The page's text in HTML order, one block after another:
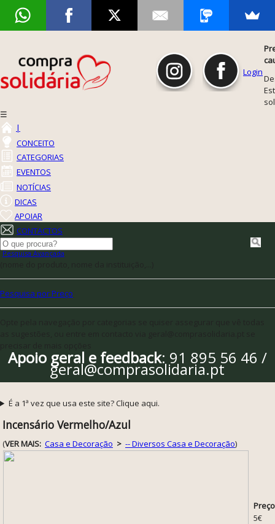
Login
☰
|
CONCEITO
CATEGORIAS
EVENTOS
NOTÍCIAS
DICAS
APOIAR
CONTACTOS
Pesquisa Avançada
Pesquisa por Preço
Apoio geral e feedback: 91 895 56 46 /
geral@comprasolidaria.pt
É a 1ª vez que usa este site? Clique aqui.
Incensário Vermelho/Azul
(VER MAIS: Casa e Decoração > -- Diversos Casa e Decoração)
5€